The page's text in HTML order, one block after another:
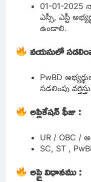
01-01-2025
ఎస్సీ, ఎస్టీ
ఉండాలి.
వయసులో
PwBD
సడలింపు
అప్లికేషన్ ఫీజు :
UR / OBC /
SC, ST ,
అప్లై విధానము :